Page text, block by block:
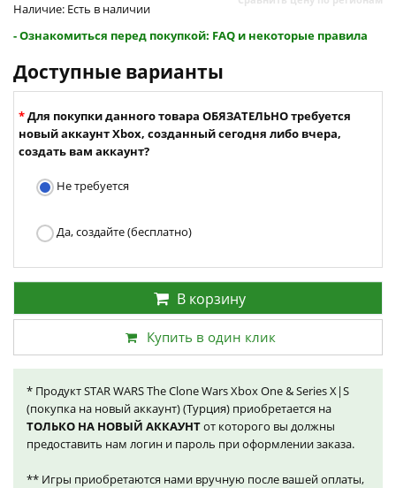
Наличие: Есть в наличии
- Ознакомиться перед покупкой: FAQ и некоторые правила
Доступные варианты
Для покупки данного товара ОБЯЗАТЕЛЬНО требуется
новый аккаунт Xbox, созданный сегодня либо вчера,
создать вам аккаунт?
Не требуется
Да, создайте (бесплатно)
В корзину
Купить в один клик
* Продукт STAR WARS The Clone Wars Xbox One & Series X|S
(покупка на новый аккаунт) (Турция) приобретается на
ТОЛЬКО НА НОВЫЙ АККАУНТот которого вы должны
предоставить нам логин и пароль при оформлении заказа.
** Игры приобретаются нами вручную после вашей оплаты,